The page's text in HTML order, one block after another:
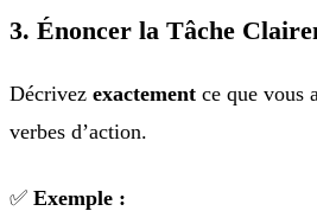
3. Énoncer la Tâche
Décrivez exactement ce que vous
verbes d’action.
✅ Exemple :